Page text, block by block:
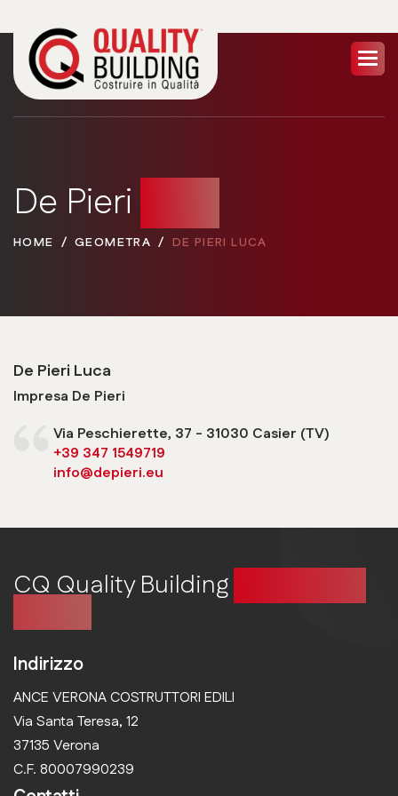
De Pieri
HOME GEOMETRA DE PIERI LUCA
De Pieri Luca
Impresa De Pieri
Via Peschierette, 37 - 31030 Casier (TV)
+39 347 1549719
info@depieri.eu
CQ Quality Building
Indirizzo
ANCE VERONA COSTRUTTORI EDILI
Via Santa Teresa, 12
37135 Verona
C.F. 80007990239